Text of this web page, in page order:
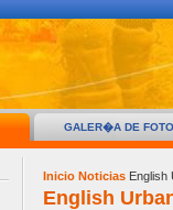
GALER�A DE
Inicio Noticias English
English